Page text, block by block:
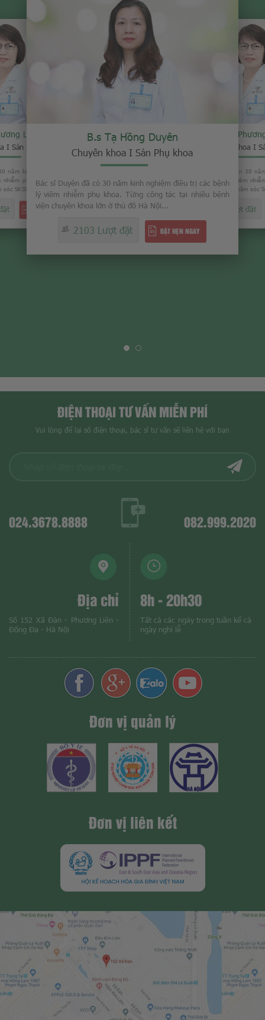
Duyên
I Sản Phụ khoa
kinh nghiệm điều trị các bệnh
Từng công tác tại nhiều bệnh
đô Hà Nội...
ĐẶT HẸN NGAY
B.s Phương Loan
Chuyên khoa I Sản Phụ khoa
Bác sĩ Loan đã có gần 30 năm kinh nghiệm trong việc
điều trị các bệnh lý viêm nhiễm phụ khoa. Từng là Phó
giám đốc Trung tâm chăm sóc SKSS tỉnh Thái Bình...
2008 Lượt đặt ĐẶT HẸN NGAY
B.s Tạ
Chuyên khoa I
Bác sĩ Duyên đã có 30 năm
lý viêm nhiễm phụ khoa.
viện chuyên khoa lớn ở thủ đô
2103 Lượt đặt
ĐIỆN THOẠI TƯ VẤN MIỄN PHÍ
Vui lòng để lại số điện thoại, bác sĩ tư vấn sẽ liên hệ với bạn
024.3678.8888 082.999.2020
Địa chỉ
Số 152 Xã Đàn - Phương Liên -
Đống Đa - Hà Nội
8h - 20h30
Tất cả các ngày trong tuần kể cả
ngày nghỉ lễ
Đơn vị quản lý
Đơn vị liên kết